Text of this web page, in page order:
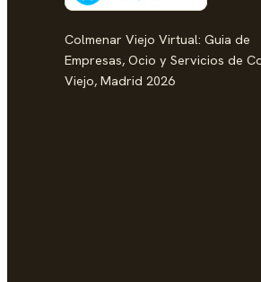
Colmenar Viejo Virtual: Guia de
Empresas, Ocio y Servicios de
Viejo, Madrid 2026